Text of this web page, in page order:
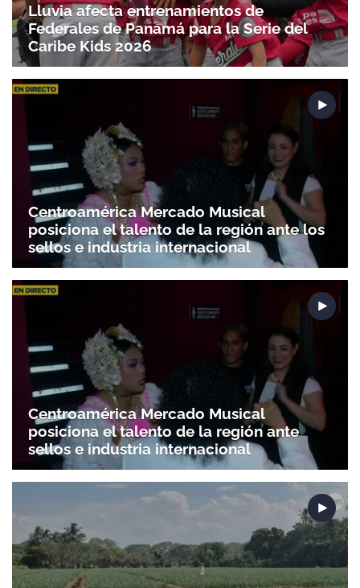
Lluvia afecta entrenamientos de
Federales de Panamá para la Serie del
Caribe Kids 2026
Centroamérica Mercado Musical
posiciona el talento de la región ante los
sellos e industria internacional
Centroamérica Mercado Musical
posiciona el talento de la región ante
sellos e industria internacional